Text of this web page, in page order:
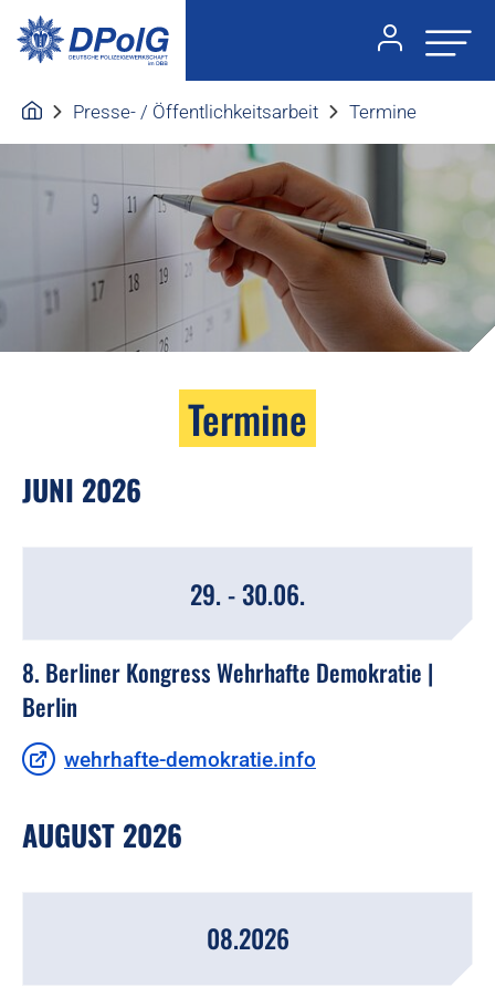
Presse- / Öffentlichkeitsarbeit Termine
Termine
JUNI 2026
29. - 30.06.
8. Berliner Kongress Wehrhafte Demokratie |
Berlin
wehrhafte-demokratie.info
AUGUST 2026
08.2026